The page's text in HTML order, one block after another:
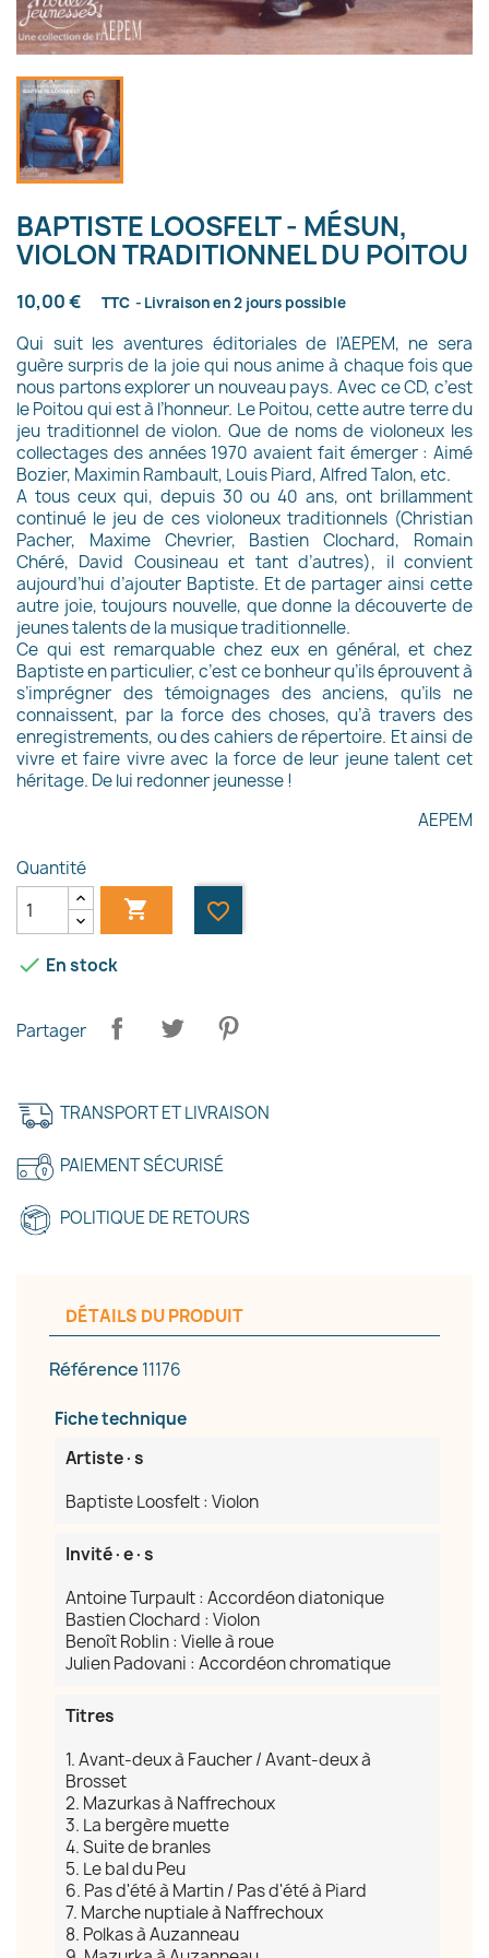
BAPTISTE LOOSFELT - MÉSUN,
VIOLON TRADITIONNEL DU POITOU
10,00 € TTC Livraison en 2 jours possible
Qui suit les aventures éditoriales de l’AEPEM, ne sera
guère surpris de la joie qui nous anime à chaque fois que
nous partons explorer un nouveau pays. Avec ce CD, c’est
le Poitou qui est à l’honneur. Le Poitou, cette autre terre du
jeu traditionnel de violon. Que de noms de violoneux les
collectages des années 1970 avaient fait émerger : Aimé
Bozier, Maximin Rambault, Louis Piard, Alfred Talon, etc.
A tous ceux qui, depuis 30 ou 40 ans, ont brillamment
continué le jeu de ces violoneux traditionnels (Christian
Pacher, Maxime Chevrier, Bastien Clochard, Romain
Chéré, David Cousineau et tant d’autres), il convient
aujourd’hui d’ajouter Baptiste. Et de partager ainsi cette
autre joie, toujours nouvelle, que donne la découverte de
jeunes talents de la musique traditionnelle.
Ce qui est remarquable chez eux en général, et chez
Baptiste en particulier, c’est ce bonheur qu’ils éprouvent à
s’imprégner des témoignages des anciens, qu’ils ne
connaissent, par la force des choses, qu’à travers des
enregistrements, ou des cahiers de répertoire. Et ainsi de
vivre et faire vivre avec la force de leur jeune talent cet
héritage. De lui redonner jeunesse !
AEPEM
Quantité
 favorite_border
 En stock
Partager
TRANSPORT ET LIVRAISON
PAIEMENT SÉCURISÉ
POLITIQUE DE RETOURS
DÉTAILS DU PRODUIT
Référence 11176
Fiche technique
Artiste·s
Baptiste Loosfelt : Violon
Invité·e·s
Antoine Turpault : Accordéon diatonique
Bastien Clochard : Violon
Benoît Roblin : Vielle à roue
Julien Padovani : Accordéon chromatique
Titres
1. Avant-deux à Faucher / Avant-deux à
Brosset
2. Mazurkas à Naffrechoux
3. La bergère muette
4. Suite de branles
5. Le bal du Peu
6. Pas d'été à Martin / Pas d'été à Piard
7. Marche nuptiale à Naffrechoux
8. Polkas à Auzanneau